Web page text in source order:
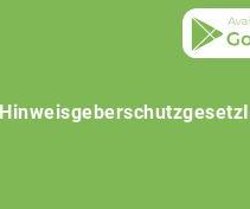
Hinweisgeberschutzgesetz